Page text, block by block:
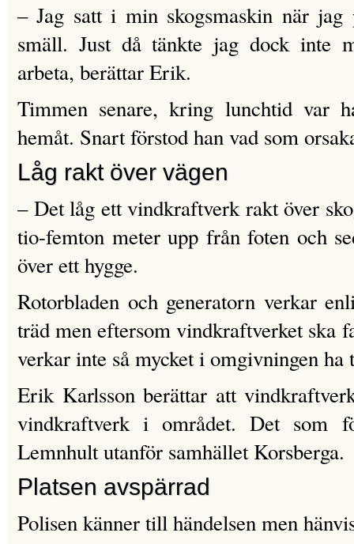
– Jag satt i min skogsmaskin när
smäll. Just då tänkte jag dock inte
arbeta, berättar Erik.
Timmen senare, kring lunchtid var
hemåt. Snart förstod han vad som
Låg rakt över vägen
– Det låg ett vindkraftverk rakt över
tio-femton meter upp från foten och
över ett hygge.
Rotorbladen och generatorn verkar
träd men eftersom vindkraftverket ska
verkar inte så mycket i omgivningen ha
Erik Karlsson berättar att
vindkraftverk i området. Det som
Lemnhult utanför samhället Korsberga.
Platsen avspärrad
Polisen känner till händelsen men